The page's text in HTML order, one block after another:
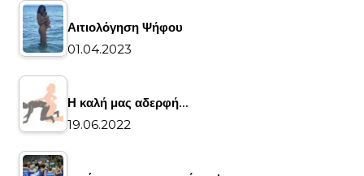
Αιτιολόγηση Ψήφου
01.04.2023
Η καλή μας αδερφή…
19.06.2022